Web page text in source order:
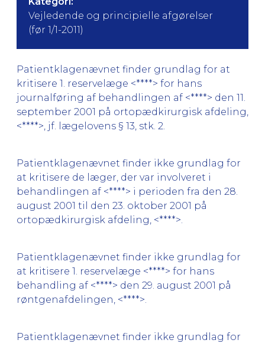
Vejledende og principielle afgørelser
(før 1/1-2011)
Patientklagenævnet finder grundlag for at
kritisere 1. reservelæge <****> for hans
journalføring af behandlingen af <****> den 11.
september 2001 på ortopædkirurgisk afdeling,
<****>, jf. lægelovens § 13, stk. 2.
Patientklagenævnet finder ikke grundlag for
at kritisere de læger, der var involveret i
behandlingen af <****> i perioden fra den 28.
august 2001 til den 23. oktober 2001 på
ortopædkirurgisk afdeling, <****>.
Patientklagenævnet finder ikke grundlag for
at kritisere 1. reservelæge <****> for hans
behandling af <****> den 29. august 2001 på
røntgenafdelingen, <****>.
Patientklagenævnet finder ikke grundlag for